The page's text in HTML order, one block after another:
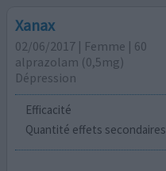
Xanax
02/06/2017 | Femme | 60
alprazolam (0,5mg)
Dépression
Efficacité
Quantité effets secondaires